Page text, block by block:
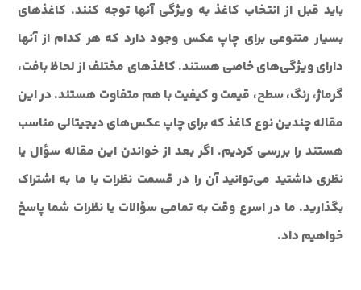
باید قبل از انتخاب کاغذ به ویژگی آنها توجه کنند. کاغذهای
بسیار متنوعی برای چاپ عکس وجود دارد که هر کدام از آنها
دارای ویژگی‌های خاصی هستند. کاغذهای مختلف از لحاظ بافت،
گرماژ، رنگ، سطح، قیمت و کیفیت با هم متفاوت هستند. در این
مقاله چندین نوع کاغذ که برای چاپ عکس‌های دیجیتالی مناسب
هستند را بررسی کردیم. اگر بعد از خواندن این مقاله سؤال یا
نظری داشتید می‌توانید آن را در قسمت نظرات با ما به اشتراک
بگذارید. ما در اسرع وقت به تمامی سؤالات یا نظرات شما پاسخ
خواهیم داد.